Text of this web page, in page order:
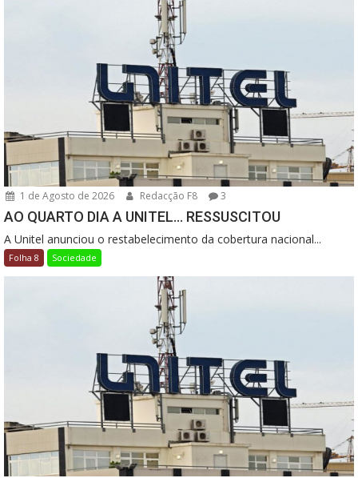
1 de Agosto de 2026 Redacção F8 3
AO QUARTO DIA A UNITEL… RESSUSCITOU
A Unitel anunciou o restabelecimento da cobertura nacional...
Folha 8 Sociedade